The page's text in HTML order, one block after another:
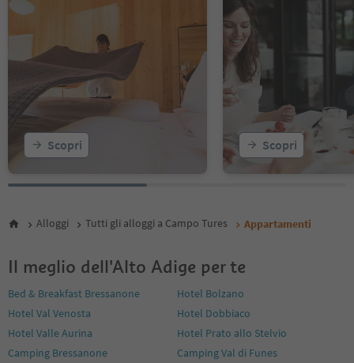
Scopri Scopri
Alloggi Tutti gli alloggi a Campo Tures Appartamenti
Il meglio dell'Alto Adige per te
Bed & Breakfast Bressanone
Hotel Bolzano
Hotel Val Venosta
Hotel Dobbiaco
Hotel Valle Aurina
Hotel Prato allo Stelvio
Camping Bressanone
Camping Val di Funes